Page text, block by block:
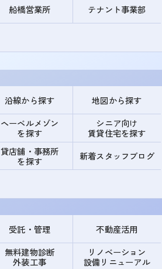
船橋営業所 テナント事業部
沿線から探す 地図から探す
ヘーベルメゾン
を探す
シニア向け
賃貸住宅を探す
貸店舗・事務所
を探す
新着スタッフブログ
受託・管理 不動産活用
無料建物診断
外装工事
リノベーション
設備リニューアル